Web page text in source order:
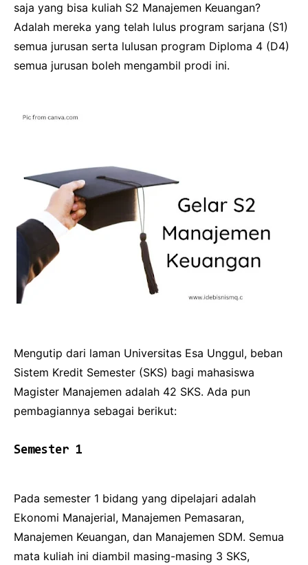
saja yang bisa kuliah S2 Manajemen Keuangan?
Adalah mereka yang telah lulus program sarjana (S1)
semua jurusan serta lulusan program Diploma 4 (D4)
semua jurusan boleh mengambil prodi ini.
Mengutip dari laman Universitas Esa Unggul, beban
Sistem Kredit Semester (SKS) bagi mahasiswa
Magister Manajemen adalah 42 SKS. Ada pun
pembagiannya sebagai berikut:
Semester 1
Pada semester 1 bidang yang dipelajari adalah
Ekonomi Manajerial, Manajemen Pemasaran,
Manajemen Keuangan, dan Manajemen SDM. Semua
mata kuliah ini diambil masing-masing 3 SKS,